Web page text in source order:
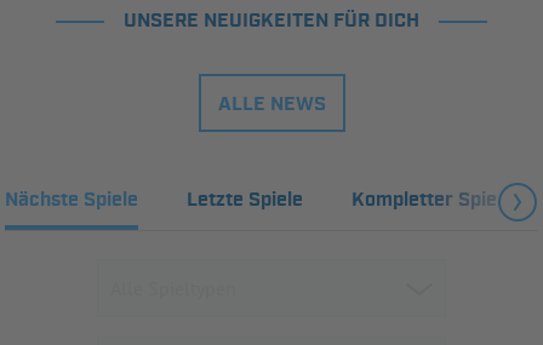
UNSERE NEUIGKEITEN FÜR DICH
ALLE NEWS
Nächste Spiele Letzte Spiele Kompletter Spielplan